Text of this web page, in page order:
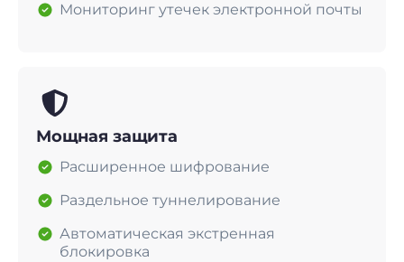
Мониторинг утечек электронной почты
Мощная защита
Расширенное шифрование
Раздельное туннелирование
Автоматическая экстренная
блокировка